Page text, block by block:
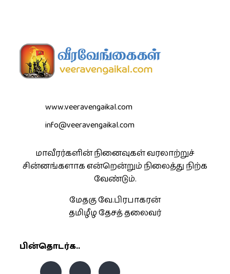
www.veeravengaikal.com
info@veeravengaikal.com
மாவீரர்களின் நினைவுகள் வரலாற்றுச்
சின்னங்களாக என்றென்றும் நிலைத்து நிற்க
வேண்டும்.
மேதகு வே.பிரபாகரன்
தமிழீழ தேசத் தலைவர்
பின்தொடர்க..